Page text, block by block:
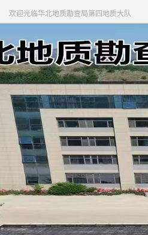
欢迎光临华北地质勘查局第四地质大队